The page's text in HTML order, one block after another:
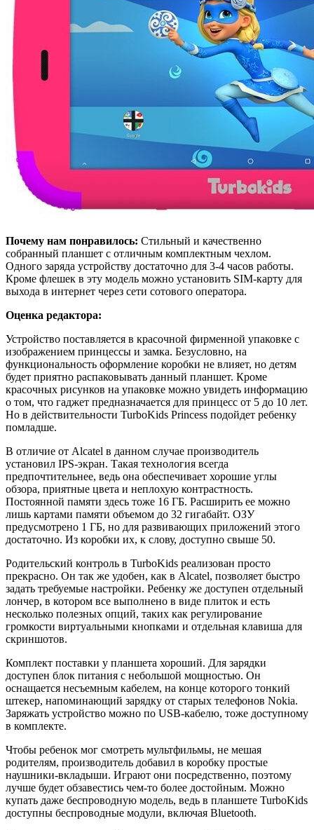
Почему нам понравилось: Стильный и качественно
собранный планшет с отличным комплектным чехлом.
Одного заряда устройству достаточно для 3-4 часов работы.
Кроме флешек в эту модель можно установить SIM-карту для
выхода в интернет через сети сотового оператора.
Оценка редактора:
Устройство поставляется в красочной фирменной упаковке с
изображением принцессы и замка. Безусловно, на
функциональность оформление коробки не влияет, но детям
будет приятно распаковывать данный планшет. Кроме
красочных рисунков на упаковке можно увидеть информацию
о том, что гаджет предназначается для принцесс от 5 до 10 лет.
Но в действительности TurboKids Princess подойдет ребенку
помладше.
В отличие от Alcatel в данном случае производитель
установил IPS-экран. Такая технология всегда
предпочтительнее, ведь она обеспечивает хорошие углы
обзора, приятные цвета и неплохую контрастность.
Постоянной памяти здесь тоже 16 ГБ. Расширить ее можно
лишь картами памяти объемом до 32 гигабайт. ОЗУ
предусмотрено 1 ГБ, но для развивающих приложений этого
достаточно. Из коробки их, к слову, доступно свыше 50.
Родительский контроль в TurboKids реализован просто
прекрасно. Он так же удобен, как в Alcatel, позволяет быстро
задать требуемые настройки. Ребенку же доступен отдельный
лончер, в котором все выполнено в виде плиток и есть
несколько полезных опций, таких как регулирование
громкости виртуальными кнопками и отдельная клавиша для
скриншотов.
Комплект поставки у планшета хороший. Для зарядки
доступен блок питания с небольшой мощностью. Он
оснащается несъемным кабелем, на конце которого тонкий
штекер, напоминающий зарядку от старых телефонов Nokia.
Заряжать устройство можно по USB-кабелю, тоже доступному
в комплекте.
Чтобы ребенок мог смотреть мультфильмы, не мешая
родителям, производитель добавил в коробку простые
наушники-вкладыши. Играют они посредственно, поэтому
лучше будет обзавестись чем-то более достойным. Можно
купать даже беспроводную модель, ведь в планшете TurboKids
доступны беспроводные модули, включая Bluetooth.